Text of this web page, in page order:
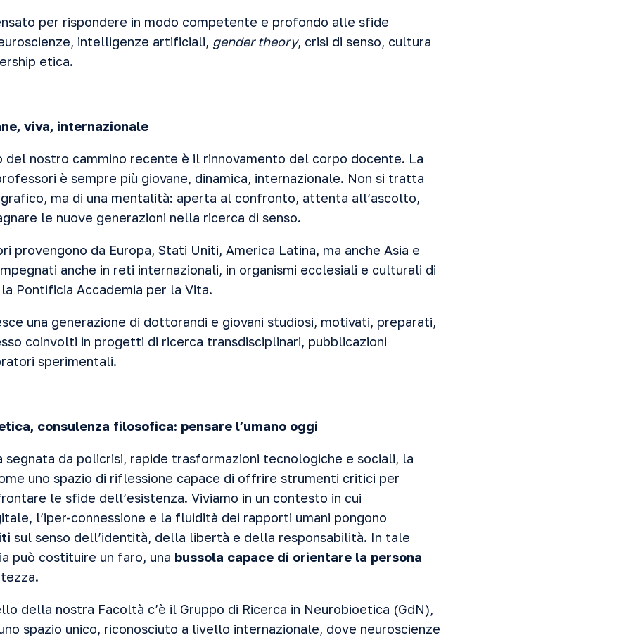
per rispondere in modo competente e profondo alle sfide
intelligenze artificiali, gender theory, crisi di senso, cultura
etica.
viva, internazionale
nostro cammino recente è il rinnovamento del corpo docente. La
è sempre più giovane, dinamica, internazionale. Non si tratta
ma di una mentalità: aperta al confronto, attenta all’ascolto,
le nuove generazioni nella ricerca di senso.
provengono da Europa, Stati Uniti, America Latina, ma anche Asia e
anche in reti internazionali, in organismi ecclesiali e culturali di
Pontificia Accademia per la Vita.
una generazione di dottorandi e giovani studiosi, motivati, preparati,
coinvolti in progetti di ricerca transdisciplinari, pubblicazioni
sperimentali.
consulenza filosofica: pensare l’umano oggi
segnata da policrisi, rapide trasformazioni tecnologiche e sociali, la
uno spazio di riflessione capace di offrire strumenti critici per
le sfide dell’esistenza. Viviamo in un contesto in cui
l’iper-connessione e la fluidità dei rapporti umani pongono
sul senso dell’identità, della libertà e della responsabilità. In tale
può costituire un faro, una bussola capace di orientare la persona
della nostra Facoltà c’è il Gruppo di Ricerca in Neurobioetica (GdN),
spazio unico, riconosciuto a livello internazionale, dove neuroscienze